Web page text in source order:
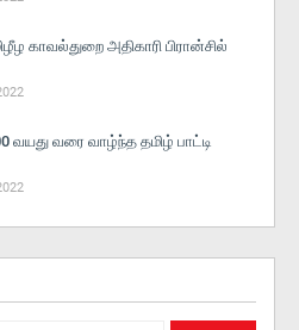
காவல்துறை அதிகாரி பிரான்சில்
வயது வரை வாழ்ந்த தமிழ் பாட்டி